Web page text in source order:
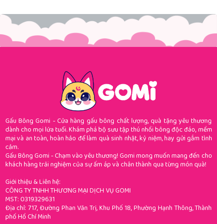
Gấu Bông Gomi - Cửa hàng gấu bông chất lượng, quà tặng yêu thương
dành cho mọi lứa tuổi. Khám phá bộ sưu tập thú nhồi bông độc đáo, mềm
mại và an toàn, hoàn hảo để làm quà sinh nhật, kỷ niệm, hay gửi gắm tình
cảm.
Gấu Bông Gomi - Chạm vào yêu thương! Gomi mong muốn mang đến cho
khách hàng trải nghiệm của sự ấm áp và chân thành qua từng món quà!
Giới thiệu & Liên hệ:
CÔNG TY TNHH THƯƠNG MẠI DỊCH VỤ GOMI
MST: 0319329631
Địa chỉ: 717, Đường Phan Văn Trị, Khu Phố 18, Phường Hạnh Thông, Thành
phố Hồ Chí Minh